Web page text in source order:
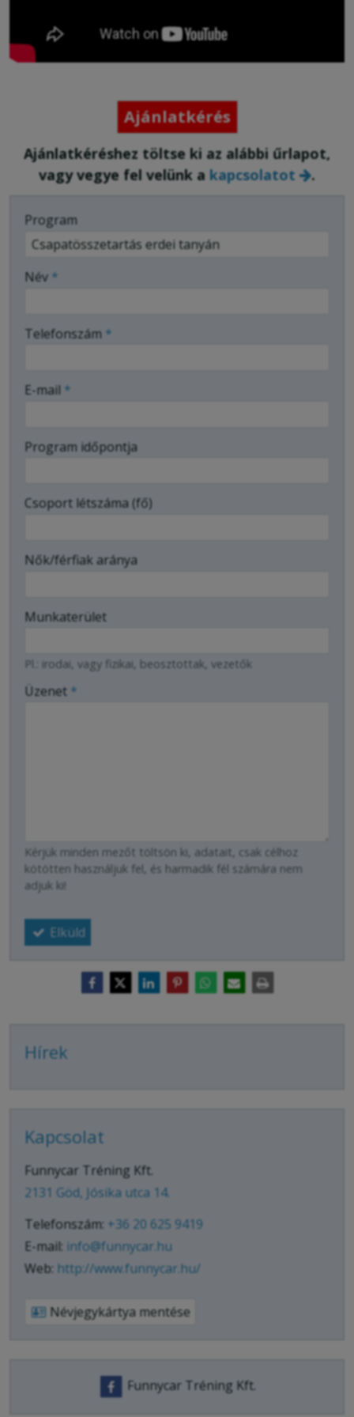
Ajánlatkérés
Ajánlatkéréshez töltse ki az alábbi űrlapot,
vagy vegye fel velünk a kapcsolatot .
-
-
-
-
-
-
Program
Név *
Telefonszám *
E-mail *
Program időpontja
Csoport létszáma (fő)
Nők/férfiak aránya
Munkaterület
Pl.: irodai, vagy fizikai, beosztottak, vezetők
Üzenet *
Kérjük minden mezőt töltsön ki, adatait, csak célhoz
kötötten használjuk fel, és harmadik fél számára nem
adjuk ki!
Elküld
Hírek
Kapcsolat
Funnycar Tréning Kft.
2131 Göd, Jósika utca 14.
Telefonszám: +36 20 625 9419
E-mail: info@funnycar.hu
Web: http://www.funnycar.hu/
Névjegykártya mentése
Funnycar Tréning Kft.